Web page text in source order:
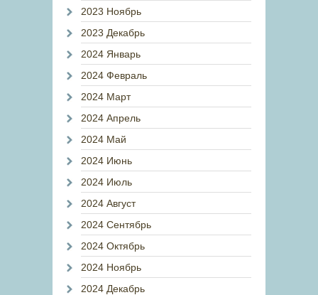
2023 Ноябрь
2023 Декабрь
2024 Январь
2024 Февраль
2024 Март
2024 Апрель
2024 Май
2024 Июнь
2024 Июль
2024 Август
2024 Сентябрь
2024 Октябрь
2024 Ноябрь
2024 Декабрь